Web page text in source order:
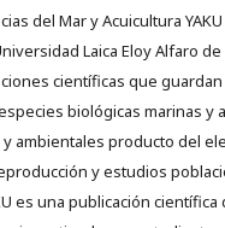
del Mar y Acuicultura
Laica Eloy Alfaro de
científicas que guardan
biológicas marinas y
ambientales producto del
y estudios
es una publicación